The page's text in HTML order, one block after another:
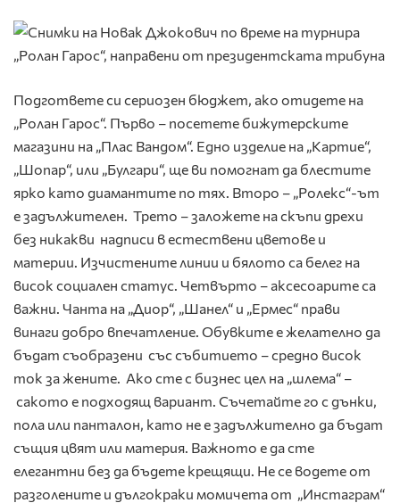
Подгответе си сериозен бюджет, ако отидете на
„Ролан Гарос“. Първо – посетете бижутерските
магазини на „Плас Вандом“. Едно изделие на „Картие“,
„Шопар“, или „Булгари“, ще ви помогнат да блестите
ярко като диамантите по тях. Второ – „Ролекс“-ът
е задължителен. Трето – заложете на скъпи дрехи
без никакви надписи в естествени цветове и
материи. Изчистените линии и бялото са белег на
висок социален статус. Четвърто – аксесоарите са
важни. Чанта на „Диор“, „Шанел“ и „Ермес“ прави
винаги добро впечатление. Обувките е желателно да
бъдат съобразени със събитието – средно висок
ток за жените. Ако сте с бизнес цел на „шлема“ –
сакото е подходящ вариант. Съчетайте го с дънки,
пола или панталон, като не е задължително да бъдат
същия цвят или материя. Важното е да сте
елегантни без да бъдете крещящи. Не се водете от
разголените и дългокраки момичета от „Инстаграм“